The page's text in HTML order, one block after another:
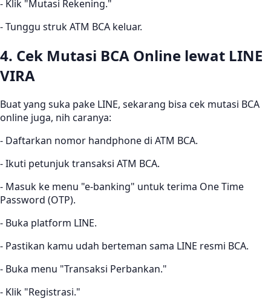
- Klik "Mutasi Rekening."
- Tunggu struk ATM BCA keluar.
4. Cek Mutasi BCA Online lewat LINE
VIRA
Buat yang suka pake LINE, sekarang bisa cek mutasi BCA
online juga, nih caranya:
- Daftarkan nomor handphone di ATM BCA.
- Ikuti petunjuk transaksi ATM BCA.
- Masuk ke menu "e-banking" untuk terima One Time
Password (OTP).
- Buka platform LINE.
- Pastikan kamu udah berteman sama LINE resmi BCA.
- Buka menu "Transaksi Perbankan."
- Klik "Registrasi."